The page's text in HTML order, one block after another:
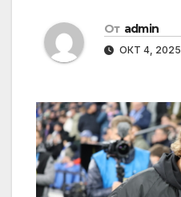
От admin
ОКТ 4, 2025